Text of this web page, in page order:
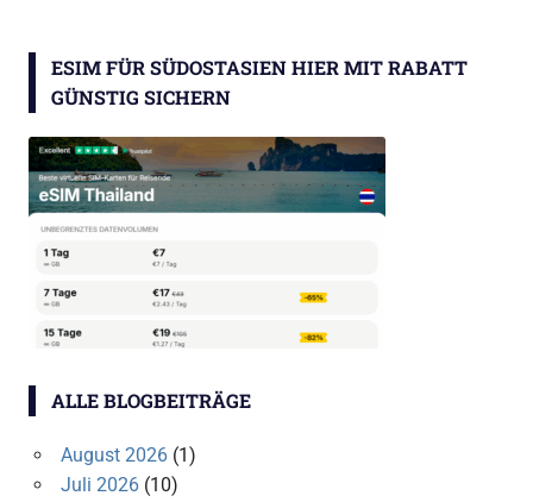
ESIM FÜR SÜDOSTASIEN HIER MIT RABATT
GÜNSTIG SICHERN
ALLE BLOGBEITRÄGE
August 2026(1)
Juli 2026(10)